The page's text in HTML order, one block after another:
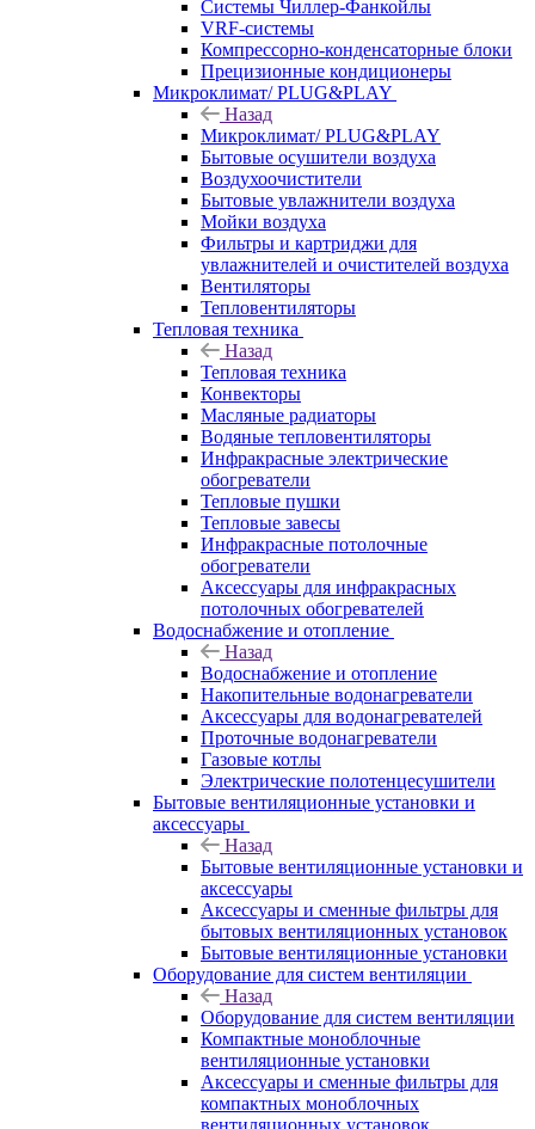
Системы Чиллер-Фанкойлы
VRF-системы
Компрессорно-конденсаторные блоки
Прецизионные кондиционеры
Микроклимат/ PLUG&PLAY
Назад
Микроклимат/ PLUG&PLAY
Бытовые осушители воздуха
Воздухоочистители
Бытовые увлажнители воздуха
Мойки воздуха
Фильтры и картриджи для
увлажнителей и очистителей воздуха
Вентиляторы
Тепловентиляторы
Тепловая техника
Назад
Тепловая техника
Конвекторы
Масляные радиаторы
Водяные тепловентиляторы
Инфракрасные электрические
обогреватели
Тепловые пушки
Тепловые завесы
Инфракрасные потолочные
обогреватели
Аксессуары для инфракрасных
потолочных обогревателей
Водоснабжение и отопление
Назад
Водоснабжение и отопление
Накопительные водонагреватели
Аксессуары для водонагревателей
Проточные водонагреватели
Газовые котлы
Электрические полотенцесушители
Бытовые вентиляционные установки и
аксессуары
Назад
Бытовые вентиляционные установки и
аксессуары
Аксессуары и сменные фильтры для
бытовых вентиляционных установок
Бытовые вентиляционные установки
Оборудование для систем вентиляции
Назад
Оборудование для систем вентиляции
Компактные моноблочные
вентиляционные установки
Аксессуары и сменные фильтры для
компактных моноблочных
вентиляционных установок